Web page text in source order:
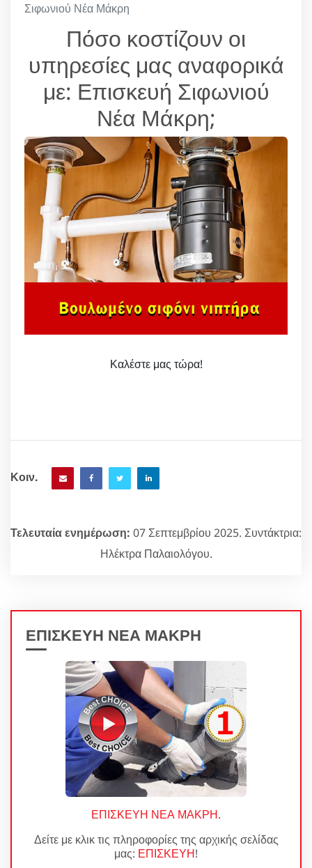
Σιφωνιού Νέα Μάκρη
Πόσο κοστίζουν οι
υπηρεσίες μας αναφορικά
με: Επισκευή Σιφωνιού
Νέα Μάκρη;
Καλέστε μας τώρα!
Κοιν.
Τελευταία ενημέρωση: 07 Σεπτεμβρίου 2025. Συντάκτρια:
Ηλέκτρα Παλαιολόγου.
ΕΠΙΣΚΕΥΗ ΝΕΑ ΜΑΚΡΗ
ΕΠΙΣΚΕΥΗ ΝΕΑ ΜΑΚΡΗ.
Δείτε με κλικ τις πληροφορίες της αρχικής σελίδας
μας: ΕΠΙΣΚΕΥΗ!